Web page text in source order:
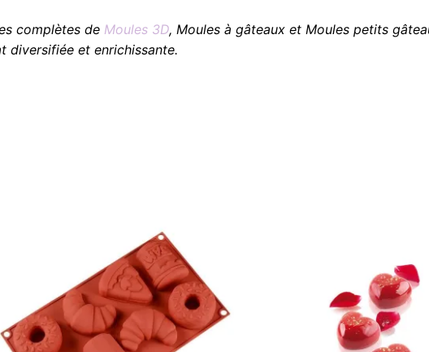
complètes de Moules 3D, Moules à gâteaux et Moules petits
diversifiée et enrichissante.